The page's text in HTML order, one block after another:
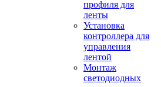
профиля для
ленты
Установка
контроллера для
управления
лентой
Монтаж
светодиодных